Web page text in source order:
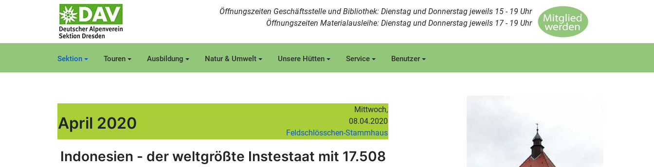
Öffnungszeiten Geschäftsstelle und Bibliothek: Dienstag und Donnerstag jeweils 15 - 19 Uhr
Öffnungszeiten Materialausleihe: Dienstag und Donnerstag jeweils 17 - 19 Uhr
Sektion Touren Ausbildung Natur & Umwelt Unsere Hütten Service Benutzer
April 2020
Mittwoch,
08.04.2020
Feldschlösschen-Stammhaus
Indonesien - der weltgrößte Instestaat mit 17.508